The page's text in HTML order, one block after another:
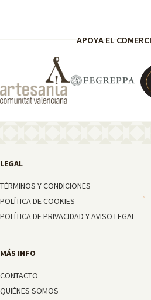
CONTACTO
QUIÉNES SOMOS
TÉRMINOS Y CONDICIONES
POLÍTICA DE COOKIES
POLÍTICA DE PRIVACIDAD Y AVISO LEGAL